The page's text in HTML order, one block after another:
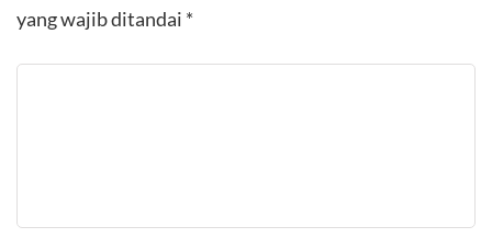
yang wajib ditandai *